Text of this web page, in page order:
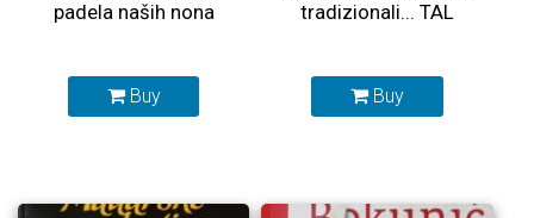
padela naših nona
Buy
tradizionali... TAL
Buy